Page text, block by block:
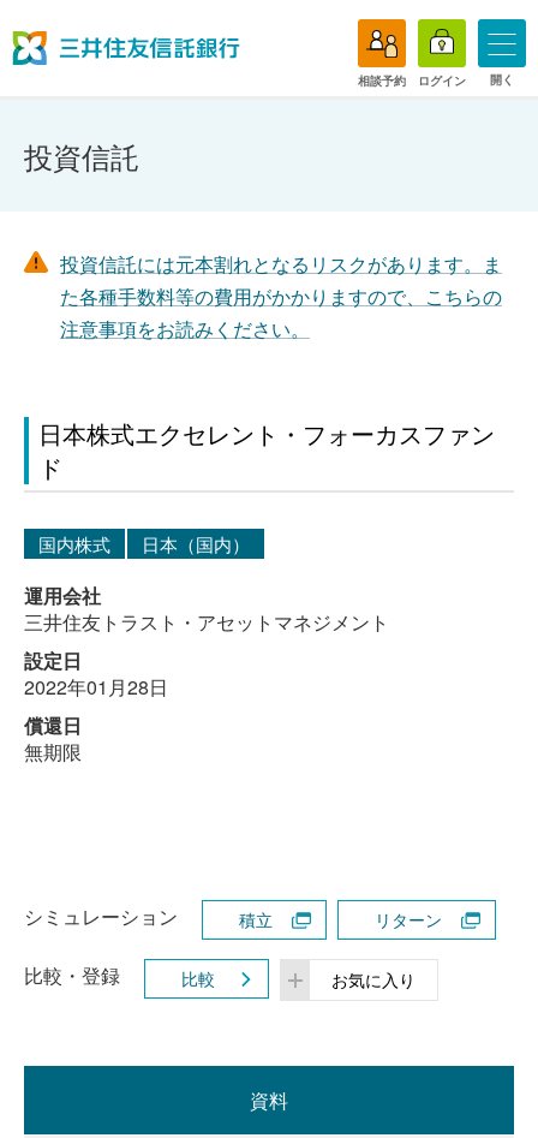
相談予約 ログイン 開く
投資信託
投資信託には元本割れとなるリスクがあります。ま
た各種手数料等の費用がかかりますので、こちらの
注意事項をお読みください。